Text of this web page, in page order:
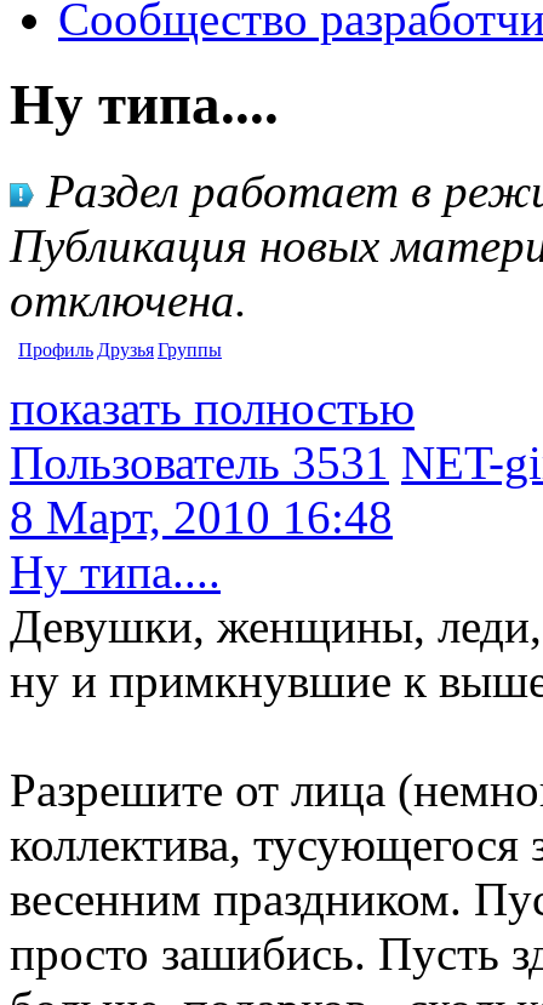
Сообщество
Ну типа....
Раздел работает в
Публикация новых
отключена.
Профиль ДрузьяГруппы
показать полностью
Пользователь 3531 NET-
8 Март, 2010 16:48
Ну типа....
Девушки, женщины,
ну и примкнувшие к
Разрешите от лица
коллектива,
весенним праздником.
просто зашибись. Пусть